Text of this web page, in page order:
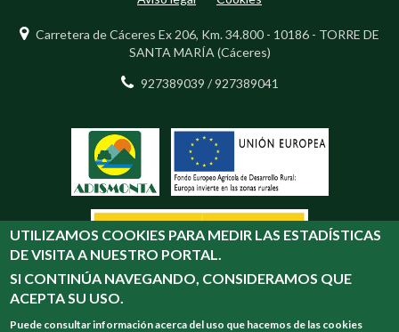
Carretera de Cáceres Ex 206, Km. 34.800 - 10186 - TORRE DE
SANTA MARÍA (Cáceres)
927389039 / 927389041
UTILIZAMOS COOKIES PARA MEDIR LAS ESTADÍSTICAS
DE VISITA A NUESTRO PORTAL.
SI CONTINÚA NAVEGANDO, CONSIDERAMOS QUE
ACEPTA SU USO.
Puede consultar información acerca del uso que hacemos de las cookies